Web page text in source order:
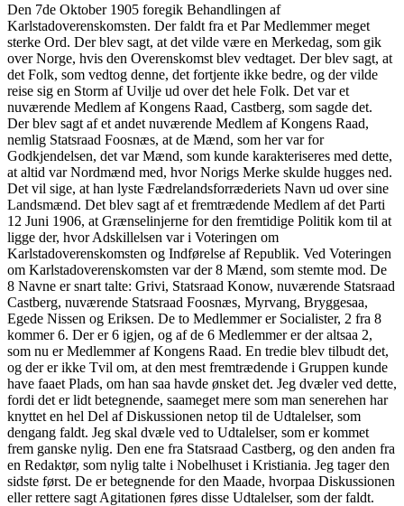
Den 7de Oktober 1905 foregik Behandlingen af
Karlstadoverenskomsten. Der faldt fra et Par Medlemmer meget
sterke Ord. Der blev sagt, at det vilde være en Merkedag, som gik
over Norge, hvis den Overenskomst blev vedtaget. Der blev sagt, at
det Folk, som vedtog denne, det fortjente ikke bedre, og der vilde
reise sig en Storm af Uvilje ud over det hele Folk. Det var et
nuværende Medlem af Kongens Raad, Castberg, som sagde det.
Der blev sagt af et andet nuværende Medlem af Kongens Raad,
nemlig Statsraad Foosnæs, at de Mænd, som her var for
Godkjendelsen, det var Mænd, som kunde karakteriseres med dette,
at altid var Nordmænd med, hvor Norigs Merke skulde hugges ned.
Det vil sige, at han lyste Fædrelandsforræderiets Navn ud over sine
Landsmænd. Det blev sagt af et fremtrædende Medlem af det Parti
12 Juni 1906, at Grænselinjerne for den fremtidige Politik kom til at
ligge der, hvor Adskillelsen var i Voteringen om
Karlstadoverenskomsten og Indførelse af Republik. Ved Voteringen
om Karlstadoverenskomsten var der 8 Mænd, som stemte mod. De
8 Navne er snart talte: Grivi, Statsraad Konow, nuværende Statsraad
Castberg, nuværende Statsraad Foosnæs, Myrvang, Bryggesaa,
Egede Nissen og Eriksen. De to Medlemmer er Socialister, 2 fra 8
kommer 6. Der er 6 igjen, og af de 6 Medlemmer er der altsaa 2,
som nu er Medlemmer af Kongens Raad. En tredie blev tilbudt det,
og der er ikke Tvil om, at den mest fremtrædende i Gruppen kunde
have faaet Plads, om han saa havde ønsket det. Jeg dvæler ved dette,
fordi det er lidt betegnende, saameget mere som man senerehen har
knyttet en hel Del af Diskussionen netop til de Udtalelser, som
dengang faldt. Jeg skal dvæle ved to Udtalelser, som er kommet
frem ganske nylig. Den ene fra Statsraad Castberg, og den anden fra
en Redaktør, som nylig talte i Nobelhuset i Kristiania. Jeg tager den
sidste først. De er betegnende for den Maade, hvorpaa Diskussionen
eller rettere sagt Agitationen føres disse Udtalelser, som der faldt.